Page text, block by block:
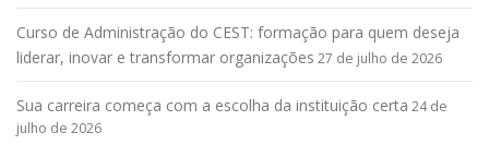
Curso de Administração do CEST: formação para quem deseja
liderar, inovar e transformar organizações 27 de julho de 2026
Sua carreira começa com a escolha da instituição certa 24 de
julho de 2026